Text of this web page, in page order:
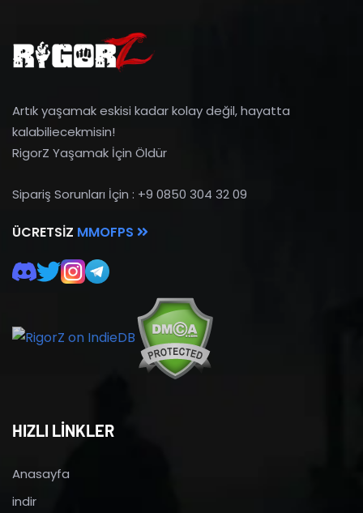
Artık yaşamak eskisi kadar kolay değil, hayatta
kalabiliecekmisin!
RigorZ Yaşamak İçin Öldür
Sipariş Sorunları İçin : +9 0850 304 32 09
ÜCRETSIZ MMOFPS
HIZLI LİNKLER
Anasayfa
indir